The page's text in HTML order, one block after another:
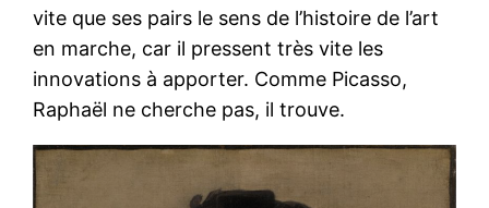
vite que ses pairs le sens de l’histoire de l’art
en marche, car il pressent très vite les
innovations à apporter. Comme Picasso,
Raphaël ne cherche pas, il trouve.